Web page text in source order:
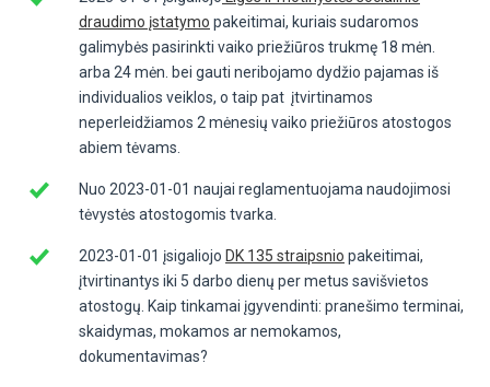
draudimo įstatymo pakeitimai, kuriais sudaromos
galimybės pasirinkti vaiko priežiūros trukmę 18 mėn.
arba 24 mėn. bei gauti neribojamo dydžio pajamas iš
individualios veiklos, o taip pat įtvirtinamos
neperleidžiamos 2 mėnesių vaiko priežiūros atostogos
abiem tėvams.
Nuo 2023-01-01 naujai reglamentuojama naudojimosi
tėvystės atostogomis tvarka.
2023-01-01 įsigaliojo DK 135 straipsnio pakeitimai,
įtvirtinantys iki 5 darbo dienų per metus savišvietos
atostogų. Kaip tinkamai įgyvendinti: pranešimo terminai,
skaidymas, mokamos ar nemokamos,
dokumentavimas?